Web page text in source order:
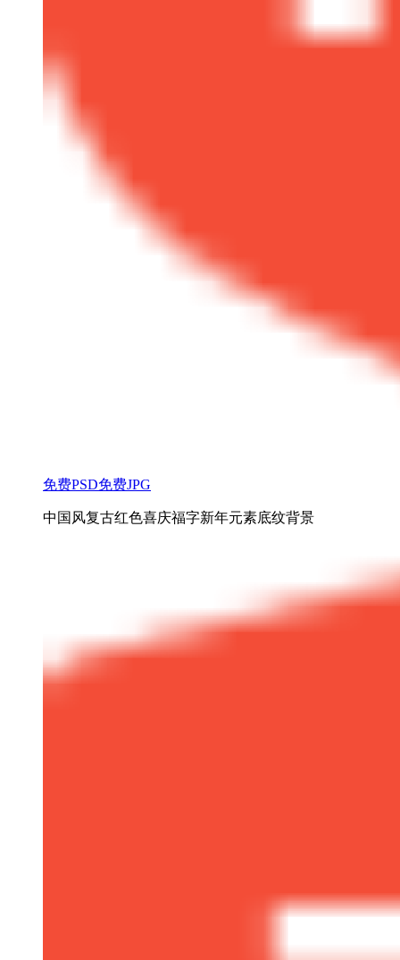
免费PSD免费JPG
中国风复古红色喜庆福字新年元素底纹背景